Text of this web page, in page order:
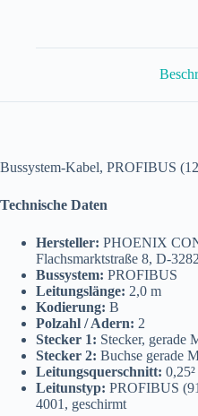
Bussystem-Kabel, PROFIBUS
Technische Daten
Hersteller: PHOENIX
Flachsmarktstraße 8, D-
Bussystem: PROFIBUS
Leitungslänge: 2,0 m
Kodierung: B
Polzahl / Adern: 2
Stecker 1: Stecker, gerade
Stecker 2: Buchse gerade
Leitungsquerschnitt: 0,25²
Leitunstyp: PROFIBUS
4001, geschirmt